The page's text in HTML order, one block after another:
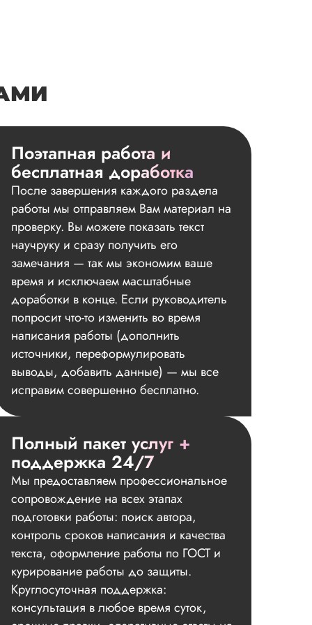
Поэтапная работа и
бесплатная доработка
После завершения каждого раздела
работы мы отправляем Вам материал на
проверку. Вы можете показать текст
научруку и сразу получить его
замечания — так мы экономим ваше
время и исключаем масштабные
доработки в конце. Если руководитель
попросит что-то изменить во время
написания работы (дополнить
источники, переформулировать
выводы, добавить данные) — мы все
исправим совершенно бесплатно.
Полный пакет услуг +
поддержка 24/7
Мы предоставляем профессиональное
сопровождение на всех этапах
подготовки работы: поиск автора,
контроль сроков написания и качества
текста, оформление работы по ГОСТ и
курирование работы до защиты.
Круглосуточная поддержка:
консультация в любое время суток,